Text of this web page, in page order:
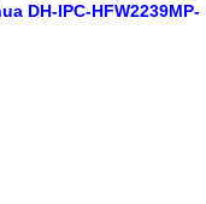
DH-IPC-HFW2239MP-